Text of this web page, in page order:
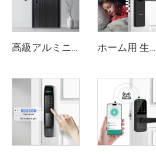
高級アルミニウム製住宅用玄関ドア メインエントリー対応 M8 ホーム用 生体認証指紋ドアロックハンドル Tuya T15